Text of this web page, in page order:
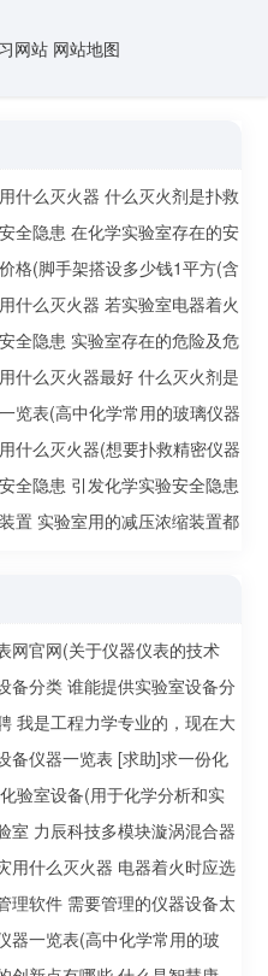
网站 网站地图
什么灭火器 什么灭火剂是扑救
佳选择
全隐患 在化学实验室存在的安
格(脚手架搭设多少钱1平方(含
什么灭火器 若实验室电器着火
泡沫还是二氧化碳
全隐患 实验室存在的危险及危
什么灭火器最好 什么灭火剂是
的最佳选择
览表(高中化学常用的玻璃仪器
什么灭火器(想要扑救精密仪器
什么灭火剂)
全隐患 引发化学实验安全隐患
置 实验室用的减压浓缩装置都
网官网(关于仪器仪表的技术
站比较好找~)
备分类 谁能提供实验室设备分
我是工程力学专业的，现在大
广东工作，请问广东省有哪些
力学专业的
备仪器一览表 [求助]求一份化
和试剂的清单
验室设备(用于化学分析和实
)
室 力辰科技多模块漩涡混合器
么操作？
用什么灭火器 电器着火时应选
灭火
理软件 需要管理的仪器设备太
好用的实验室管理软件
器一览表(高中化学常用的玻